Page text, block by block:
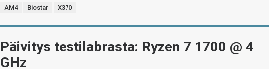
AM4 Biostar X370
Päivitys testilabrasta: Ryzen 7 1700 @ 4
GHz